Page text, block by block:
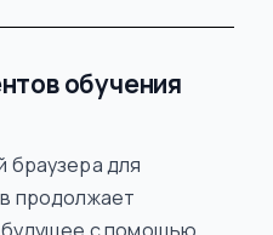
обучения
браузера для
продолжает